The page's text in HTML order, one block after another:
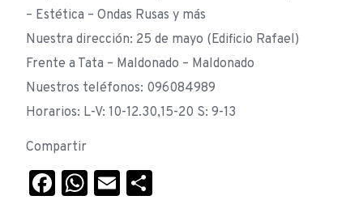
– Estética – Ondas Rusas y más
Nuestra dirección: 25 de mayo (Edificio Rafael)
Frente a Tata – Maldonado – Maldonado
Nuestros teléfonos: 096084989
Horarios: L-V: 10-12.30,15-20 S: 9-13
Compartir
Facebook
WhatsApp
Email